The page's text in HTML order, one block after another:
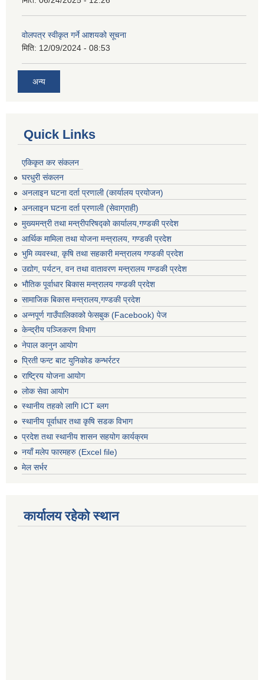
वोलपत्र स्वीकृत गर्ने आशयको सूचना
मिति: 12/09/2024 - 08:53
अन्य
Quick Links
एकिकृत कर संकलन
घरधुरी संकलन
अनलाइन घटना दर्ता प्रणाली (कार्यालय प्रयोजन)
अनलाइन घटना दर्ता प्रणाली (सेवाग्राही)
मुख्यमन्त्री तथा मन्त्रीपरिषद्को कार्यालय,गण्डकी प्रदेश
आर्थिक मामिला तथा योजना मन्त्रालय, गण्डकी प्रदेश
भुमि व्यवस्था, कृषि तथा सहकारी मन्त्रालय गण्डकी प्रदेश
उद्योग, पर्यटन, वन तथा वातावरण मन्त्रालय गण्डकी प्रदेश
भौतिक पूर्वाधार बिकास मन्त्रालय गण्डकी प्रदेश
सामाजिक बिकास मन्त्रालय,गण्डकी प्रदेश
अन्नपूर्ण गाउँपालिकाको फेसबुक (Facebook) पेज
केन्द्रीय पञ्जिकरण विभाग
नेपाल कानुन आयोग
प्रिती फन्ट बाट युनिकोड कन्भर्रटर
राष्ट्रिय योजना आयोग
लोक सेवा आयोग
स्थानीय तहको लागि ICT ब्लग
स्थानीय पूर्वाधार तथा कृषि सडक विभाग
प्रदेश तथा स्थानीय शासन सहयोग कार्यक्रम
नयाँ मलेप फारमहरु (Excel file)
मेल सर्भर
कार्यालय रहेको स्थान